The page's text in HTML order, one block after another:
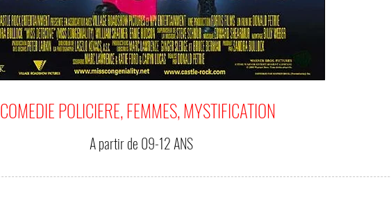
COMEDIE POLICIERE, FEMMES, MYSTIFICATION
A partir de 09-12 ANS